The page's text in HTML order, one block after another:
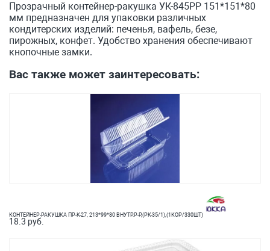
Прозрачный контейнер-ракушка УК-845РР 151*151*80
мм предназначен для упаковки различных
кондитерских изделий: печенья, вафель, безе,
пирожных, конфет. Удобство хранения обеспечивают
кнопочные замки.
Вас также может заинтересовать:
КОНТЕЙНЕР-РАКУШКА ПР-К-27, 213*99*80 ВНУТР.Р-Р,(РК-35/1),(1КОР/330ШТ)
18.3 руб.